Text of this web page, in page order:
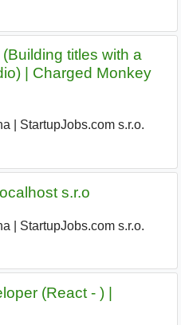
titles with a
| Charged Monkey
StartupJobs.com s.r.o.
s.r.o
StartupJobs.com s.r.o.
(React - ) |